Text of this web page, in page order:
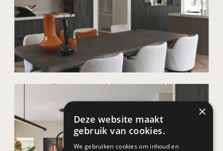
×
Deze website maakt
gebruik van cookies.
We gebruiken cookies om inhoud en